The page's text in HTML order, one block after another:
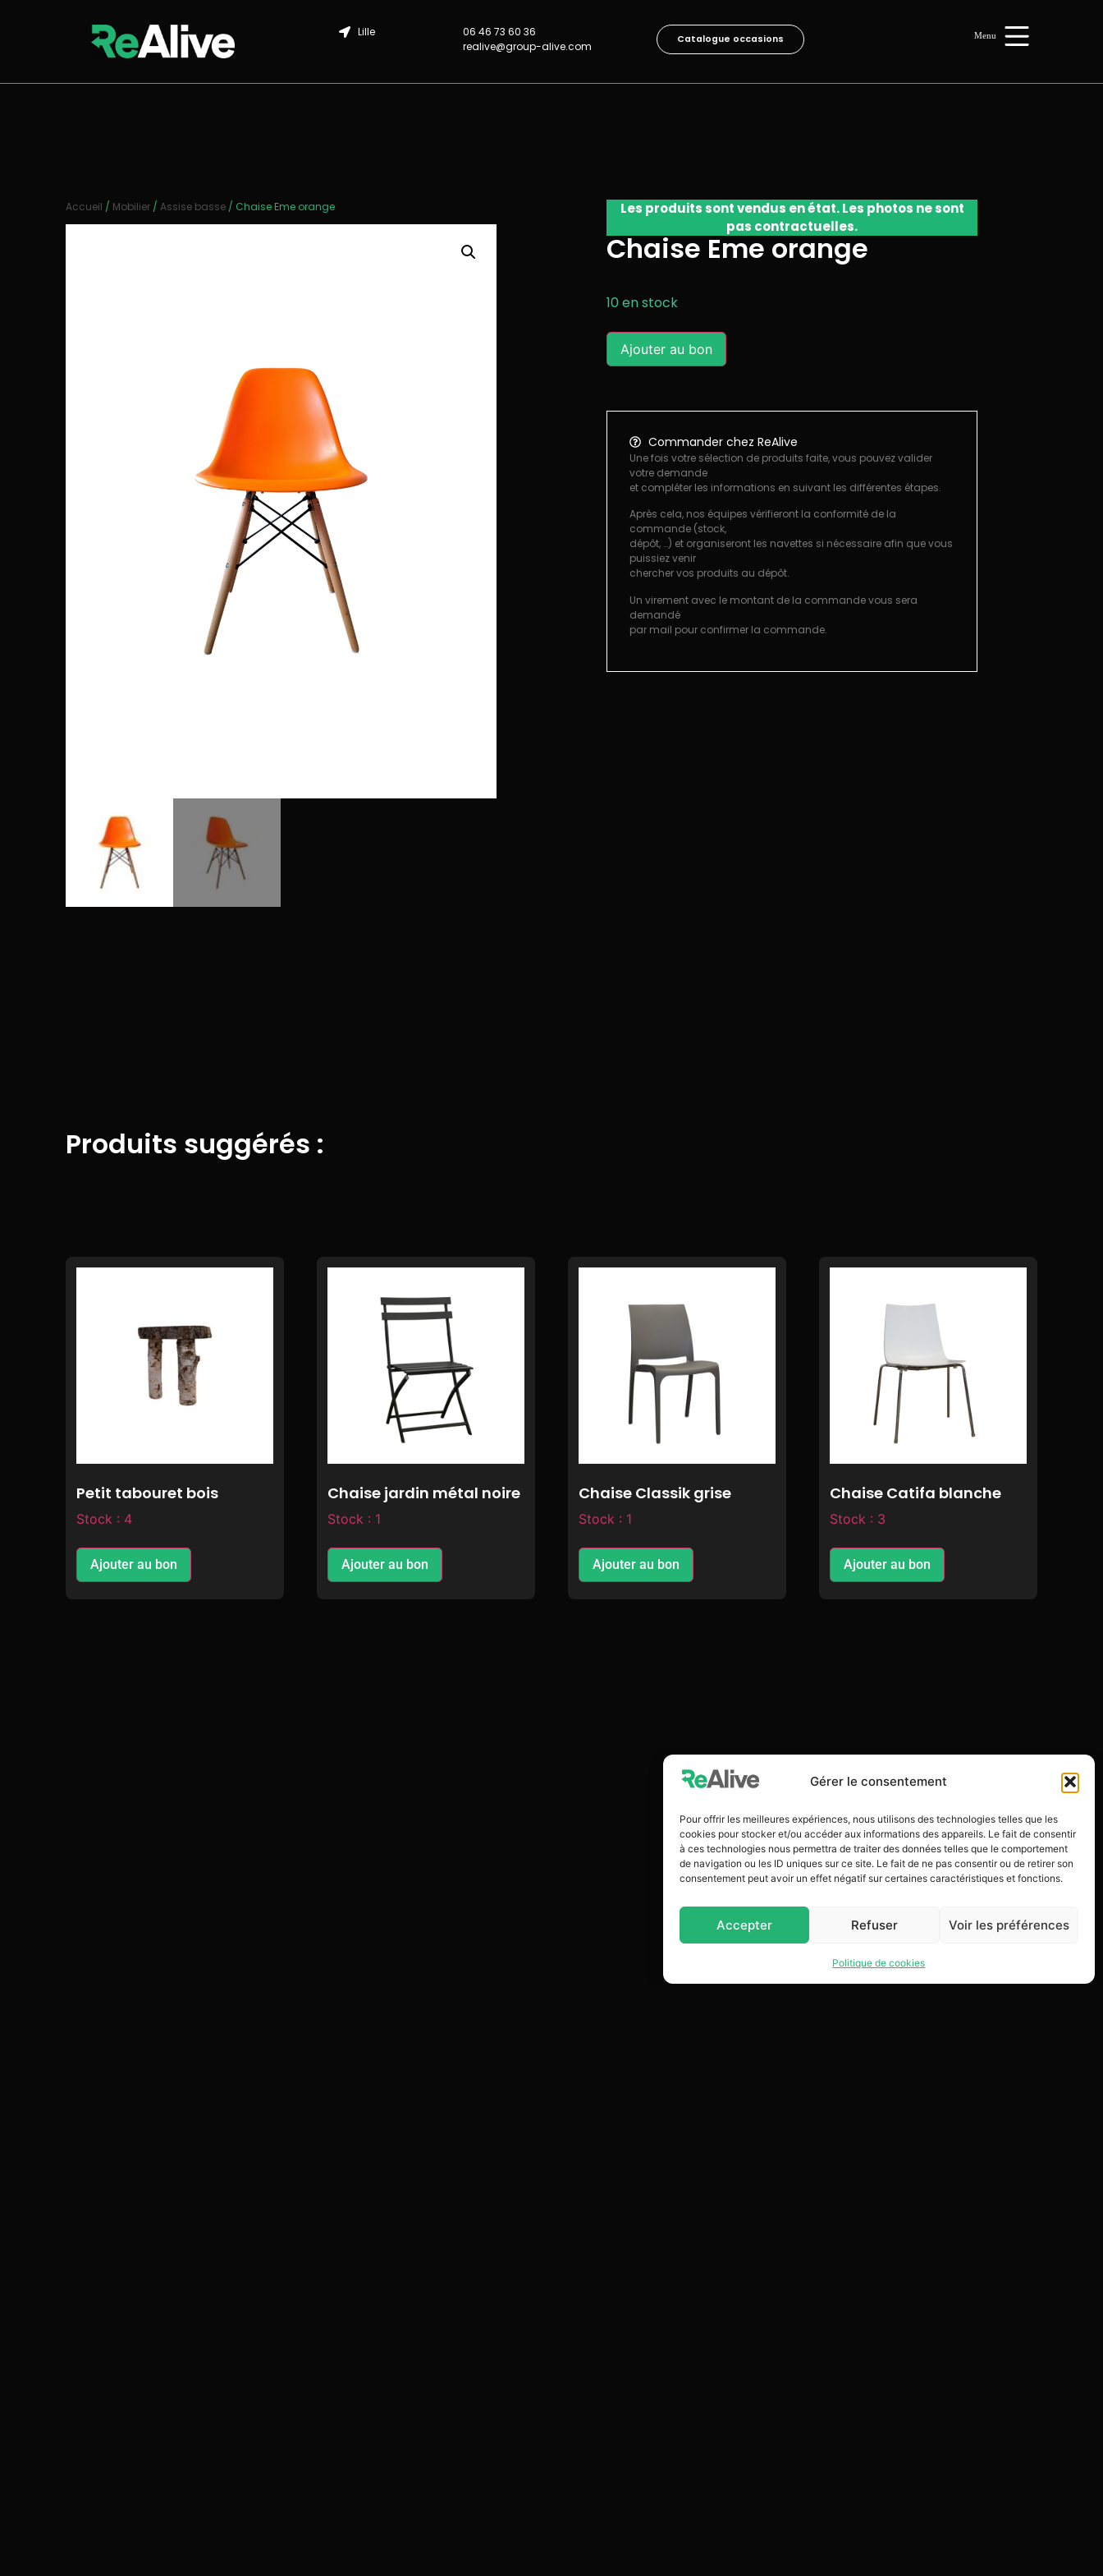
Gérer le consentement
Pour offrir les meilleures expériences, nous utilisons des technologies telles que les
cookies pour stocker et/ou accéder aux informations des appareils. Le fait de consentir
à ces technologies nous permettra de traiter des données telles que le comportement
de navigation ou les ID uniques sur ce site. Le fait de ne pas consentir ou de retirer son
consentement peut avoir un effet négatif sur certaines caractéristiques et fonctions.
Accepter Refuser Voir les préférences
Politique de cookies
Lille
06 46 73 60 36
realive@group-alive.com
Catalogue occasions
Accueil / Mobilier / Assise basse / Chaise Eme orange
Les produits sont vendus en état. Les photos ne sont
pas contractuelles.
Chaise Eme orange
10 en stock
Ajouter au bon
Commander chez ReAlive
Une fois votre sélection de produits faite, vous pouvez valider
votre demande
et compléter les informations en suivant les différentes étapes.
Après cela, nos équipes vérifieront la conformité de la
commande (stock,
dépôt, …) et organiseront les navettes si nécessaire afin que vous
puissiez venir
chercher vos produits au dépôt.
Un virement avec le montant de la commande vous sera
demandé
par mail pour confirmer la commande.
Produits suggérés :
Petit tabouret bois
Stock : 4
Ajouter au bon
Chaise jardin métal noire
Stock : 1
Ajouter au bon
Chaise Classik grise
Stock : 1
Ajouter au bon
Chaise Catifa blanche
Stock : 3
Ajouter au bon